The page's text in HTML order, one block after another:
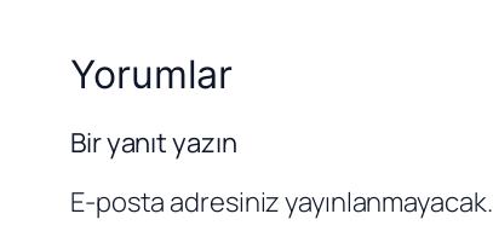
Yorumlar
Bir yanıt yazın
E-posta adresiniz yayınlanmayacak.